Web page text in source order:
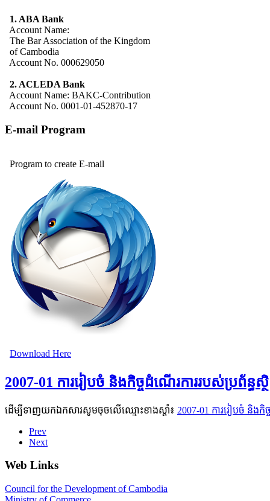
1. ABA Bank
Account Name:
The Bar Association of the Kingdom
of Cambodia
Account No. 000629050
2. ACLEDA Bank
Account Name: BAKC-Contribution
Account No. 0001-01-452870-17
E-mail Program
Program to create E-mail
Download Here
2007-01 ការរៀបចំ និងកិច្ចដំណើរការរបស់ប្រព័ន្ធ
ដើម្បីទាញយកឯកសារសូមចុចលើឈ្មោះខាងស្តាំ៖ 2007-01 ការរៀបចំ និងកិ
Prev
Next
Web Links
Council for the Development of Cambodia